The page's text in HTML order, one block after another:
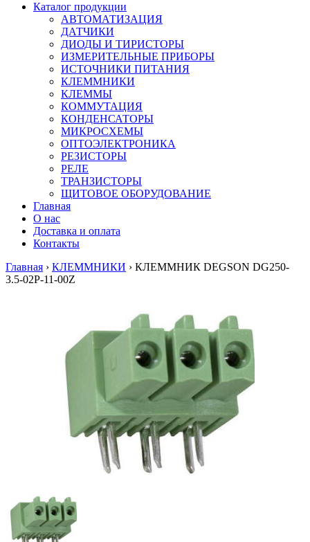
Каталог продукции
АВТОМАТИЗАЦИЯ
ДАТЧИКИ
ДИОДЫ И ТИРИСТОРЫ
ИЗМЕРИТЕЛЬНЫЕ ПРИБОРЫ
ИСТОЧНИКИ ПИТАНИЯ
КЛЕММНИКИ
КЛЕММЫ
КОММУТАЦИЯ
КОНДЕНСАТОРЫ
МИКРОСХЕМЫ
ОПТОЭЛЕКТРОНИКА
РЕЗИСТОРЫ
РЕЛЕ
ТРАНЗИСТОРЫ
ЩИТОВОЕ ОБОРУДОВАНИЕ
Главная
О нас
Доставка и оплата
Контакты
Главная › КЛЕММНИКИ › КЛЕММНИК DEGSON DG250-
3.5-02P-11-00Z